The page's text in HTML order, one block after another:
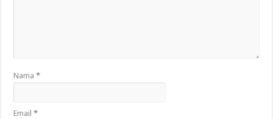
Nama*
Email*